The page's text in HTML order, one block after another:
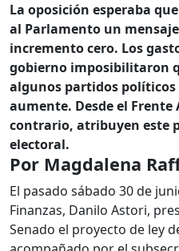
La oposición esperaba
al Parlamento un
incremento cero. Los
gobierno imposibilitaron
algunos partidos
aumente. Desde el Frente
contrario, atribuyen este
electoral.
Por Magdalena
El pasado sábado 30 de
Finanzas, Danilo Astori,
Senado el proyecto de ley